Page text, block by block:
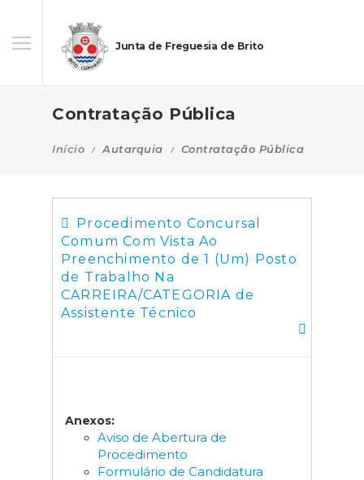
Junta de Freguesia de Brito
Contratação Pública
Início Autarquia Contratação Pública
Procedimento Concursal
Comum Com Vista Ao
Preenchimento de 1 (Um) Posto
de Trabalho Na
CARREIRA/CATEGORIA de
Assistente Técnico
Anexos:
Aviso de Abertura de
Procedimento
Formulário de Candidatura